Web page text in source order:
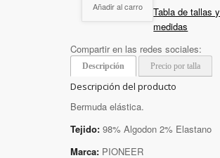
Añadir al carro
Tabla de tallas y
medidas
Compartir en las redes sociales:
Descripción Precio por talla
Descripción del producto
Bermuda elástica.
Tejido: 98% Algodon 2% Elastano
Marca: PIONEER